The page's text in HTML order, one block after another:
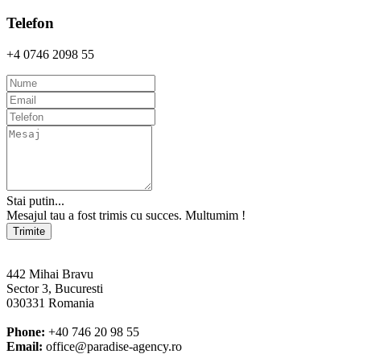
Telefon
+4 0746 2098 55
Stai putin...
Mesajul tau a fost trimis cu succes. Multumim !
Trimite
442 Mihai Bravu
Sector 3, Bucuresti
030331 Romania
Phone: +40 746 20 98 55
Email: office@paradise-agency.ro